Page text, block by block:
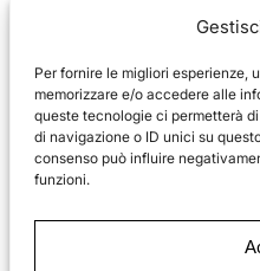
Per fornire le migliori esperienze,
memorizzare e/o accedere alle
queste tecnologie ci permetterà
di navigazione o ID unici su
consenso può influire
funzioni.
via Ulderico
ISCRIVITI